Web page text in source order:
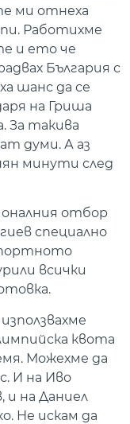
ми отнеха
Работихме
и ето че
България с
шанс да се
на Гриша
За такива
думи. А аз
минути след
отбор
специално
всички
квота
Можехме да
И на Иво
и на Даниел
Не искам да